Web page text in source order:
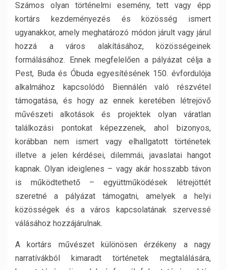
Számos olyan történelmi esemény, tett vagy épp
kortárs kezdeményezés és közösség ismert
ugyanakkor, amely meghatározó módon járult vagy járul
hozzá a város alakításához, közösségeinek
formálásához. Ennek megfelelően a pályázat célja a
Pest, Buda és Óbuda egyesítésének 150. évfordulója
alkalmához kapcsolódó Biennálén való részvétel
támogatása, és hogy az ennek keretében létrejövő
művészeti alkotások és projektek olyan váratlan
találkozási pontokat képezzenek, ahol bizonyos,
korábban nem ismert vagy elhallgatott történetek
illetve a jelen kérdései, dilemmái, javaslatai hangot
kapnak. Olyan ideiglenes – vagy akár hosszabb távon
is működtethető – együttműködések létrejöttét
szeretné a pályázat támogatni, amelyek a helyi
közösségek és a város kapcsolatának szervessé
válásához hozzájárulnak.
A kortárs művészet különösen érzékeny a nagy
narratívákból kimaradt történetek megtalálására,